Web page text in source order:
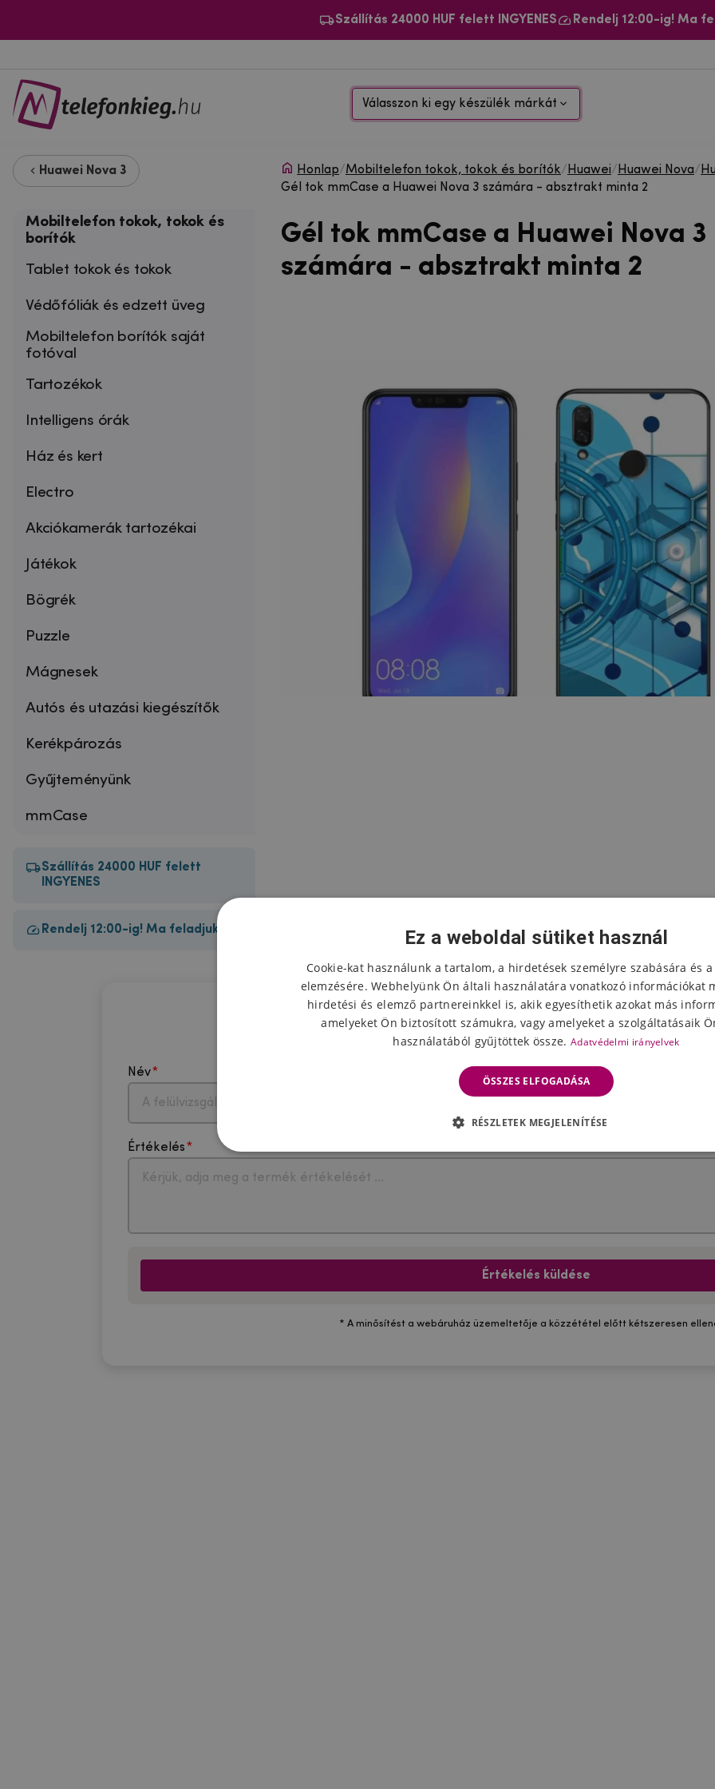
Szállítás 24000 HUF felett INGYENES Rendelj 12:00-ig! Ma
Válasszon ki egy készülék márkát
Huawei Nova 3
Mobiltelefon tokok, tokok és
borítók
Tablet tokok és tokok
Védőfóliák és edzett üveg
Mobiltelefon borítók saját
fotóval
Tartozékok
Intelligens órák
Ház és kert
Electro
Akciókamerák tartozékai
Játékok
Bögrék
Puzzle
Mágnesek
Autós és utazási kiegészítők
Kerékpározás
Gyűjteményünk
mmCase
Szállítás 24000 HUF felett
INGYENES
Rendelj 12:00-ig! Ma feladjuk!
Honlap/Mobiltelefon tokok, tokok és borítók/ Huawei/ Huawei Nova/
Gél tok mmCase a Huawei Nova 3 számára - absztrakt minta 2
Gél tok mmCase a Huawei Nova 3
számára - absztrakt minta 2
A termék értékelése
Név Válassza ki a csillagok számát
Értékelés
Értékelés küldése
* A minősítést a webáruház üzemeltetője a közzététel előtt kétszeresen
Ez a weboldal sütiket használ
Cookie-kat használunk a tartalom, a hirdetések személyre szabására és
elemzésére. Webhelyünk Ön általi használatára vonatkozó információkat
hirdetési és elemző partnereinkkel is, akik egyesíthetik azokat más
amelyeket Ön biztosított számukra, vagy amelyeket a szolgáltatásaik
használatából gyűjtöttek össze. Adatvédelmi irányelvek
ÖSSZES ELFOGADÁSA
RÉSZLETEK MEGJELENÍTÉSE